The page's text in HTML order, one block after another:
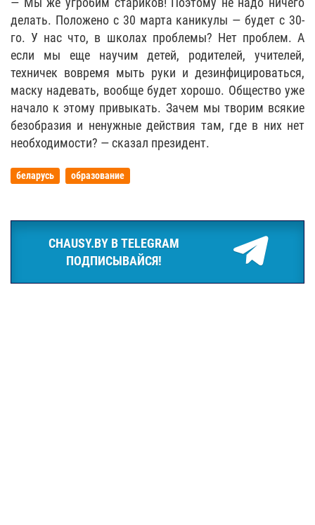
делать. Положено с 30 марта каникулы — будет с 30-
го. У нас что, в школах проблемы? Нет проблем. А
если мы еще научим детей, родителей, учителей,
техничек вовремя мыть руки и дезинфицироваться,
маску надевать, вообще будет хорошо. Общество уже
начало к этому привыкать. Зачем мы творим всякие
безобразия и ненужные действия там, где в них нет
необходимости? — сказал президент.
беларусь образование
CHAUSY.BY В TELEGRAM
ПОДПИСЫВАЙСЯ!